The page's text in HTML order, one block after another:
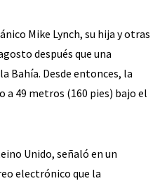
Mike Lynch, su hija y otras
después que una
Bahía. Desde entonces, la
a 49 metros (160 pies) bajo el
Unido, señaló en un
electrónico que la